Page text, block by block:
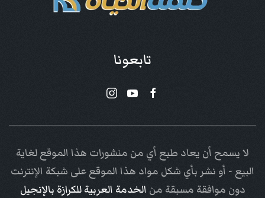
تابعونا
لا يسمح أن يعاد طبع أي من منشورات هذا الموقع لغاية
البيع - أو نشر بأي شكل مواد هذا الموقع على شبكة الإنترنت
دون موافقة مسبقة من الخدمة العربية للكرازة بالإنجيل